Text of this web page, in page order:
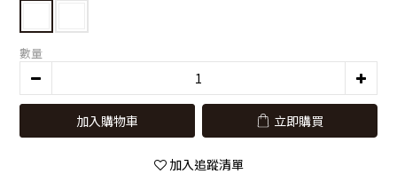
數量
加入購物車 立即購買
加入追蹤清單